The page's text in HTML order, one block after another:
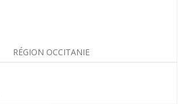
RÉGION OCCITANIE